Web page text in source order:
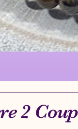
2